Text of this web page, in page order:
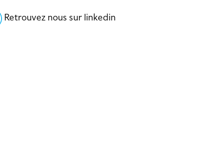
Retrouvez nous sur linkedin